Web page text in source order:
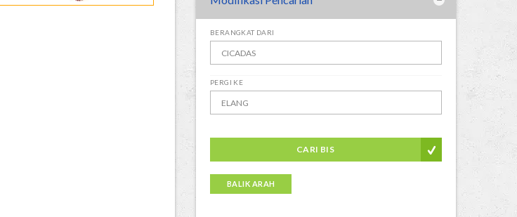
BERANGKAT DARI
PERGI KE
CARI BIS
BALIK ARAH